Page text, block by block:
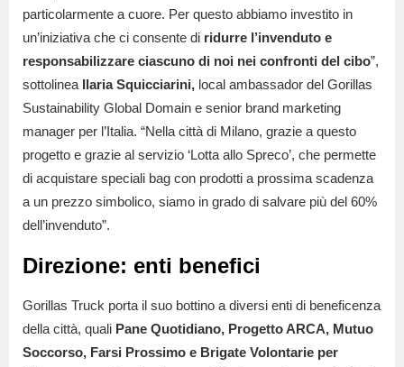
particolarmente a cuore. Per questo abbiamo investito in
un’iniziativa che ci consente di ridurre l’invenduto e
responsabilizzare ciascuno di noi nei confronti del cibo”,
sottolinea
Ilaria Squicciarini, local ambassador del Gorillas
Sustainability Global Domain e senior brand marketing
manager per l’Italia. “Nella città di Milano, grazie a questo
progetto e grazie al servizio ‘Lotta allo Spreco’, che permette
di acquistare speciali bag con prodotti a prossima scadenza
a un prezzo simbolico, siamo in grado di salvare più del 60%
dell’invenduto”.
Direzione: enti benefici
Gorillas Truck porta il suo bottino a diversi enti di beneficenza
della città, quali Pane Quotidiano, Progetto ARCA, Mutuo
Soccorso, Farsi Prossimo e Brigate Volontarie per